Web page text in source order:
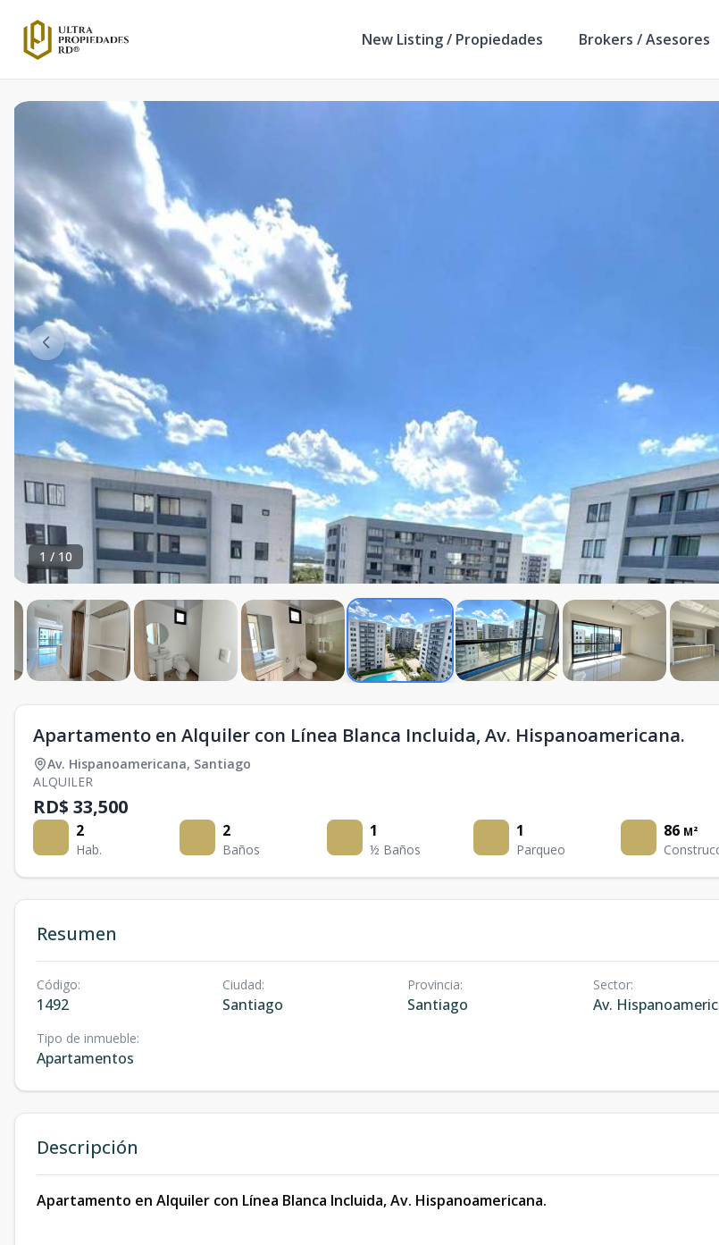
New Listing / Propiedades Brokers / Asesores
1 / 10
Apartamento en Alquiler con Línea Blanca Incluida, Av. Hispanoamericana.
Av. Hispanoamericana, Santiago
ALQUILER
RD$ 33,500
2
Hab.
2
Baños
1
½ Baños
1
Parqueo
86 M²
Resumen
Código:
1492
Ciudad:
Santiago
Provincia:
Santiago
Sector:
Av.
Tipo de inmueble:
Apartamentos
Descripción
Apartamento en Alquiler con Línea Blanca Incluida, Av. Hispanoamericana.